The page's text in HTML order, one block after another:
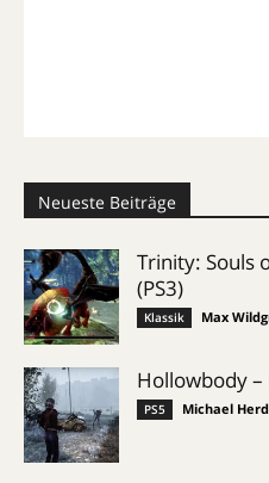
Neueste Beiträge
Trinity: Souls
(PS3)
Klassik Max
Hollowbody –
PS5 Michael